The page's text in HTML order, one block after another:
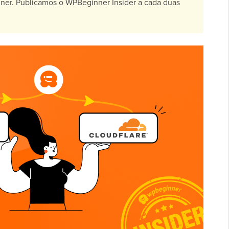
Publicamos o WPBeginner Insider a cada duas